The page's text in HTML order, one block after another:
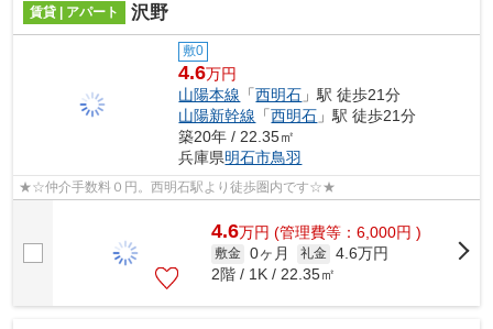
賃貸 | アパート 沢野
敷0
4.6万円
山陽本線 「西明石 」駅 徒歩21分
山陽新幹線 「西明石 」駅 徒歩21分
築20年 / 22.35㎡
兵庫県明石市鳥羽
★☆仲介手数料０円。西明石駅より徒歩圏内です☆★
4.6万円 (管理費等：6,000円 )
敷金 0ヶ月 礼金 4.6万円
2階 / 1K / 22.35㎡